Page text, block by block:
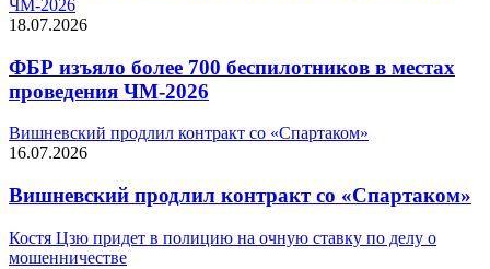
ЧМ-2026
18.07.2026
ФБР изъяло более 700 беспилотников в местах
проведения ЧМ-2026
Вишневский продлил контракт со «Спартаком»
16.07.2026
Вишневский продлил контракт со «Спартаком»
Костя Цзю придет в полицию на очную ставку по делу о
мошенничестве